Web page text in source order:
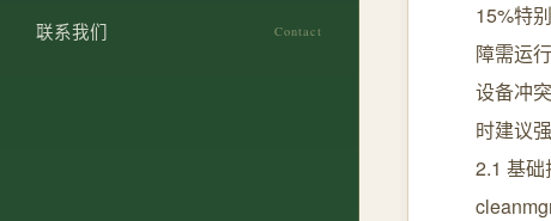
联系我们 Contact
15%特
障需运
设备冲
时建议
2.1 基